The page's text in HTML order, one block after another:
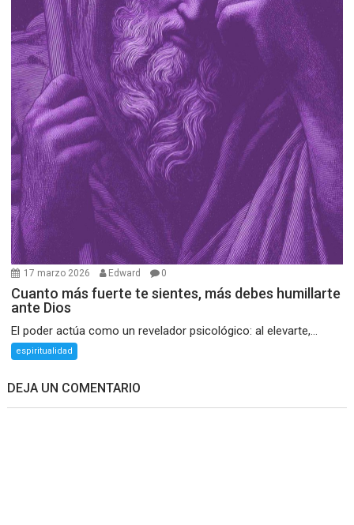
17 marzo 2026 Edward 0
Cuanto más fuerte te sientes, más debes humillarte
ante Dios
El poder actúa como un revelador psicológico: al elevarte,...
espiritualidad
DEJA UN COMENTARIO